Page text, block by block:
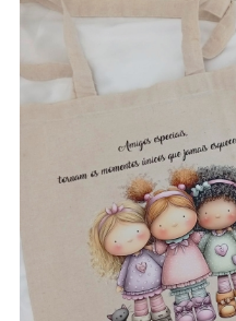
Sacos /
moedas para